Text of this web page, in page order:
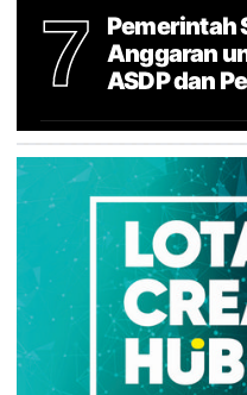
7
Pemerintah
Anggaran
ASDP dan